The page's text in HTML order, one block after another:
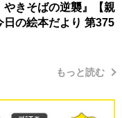
きそばの逆襲』【親
の絵本だより 第375
もっと読む